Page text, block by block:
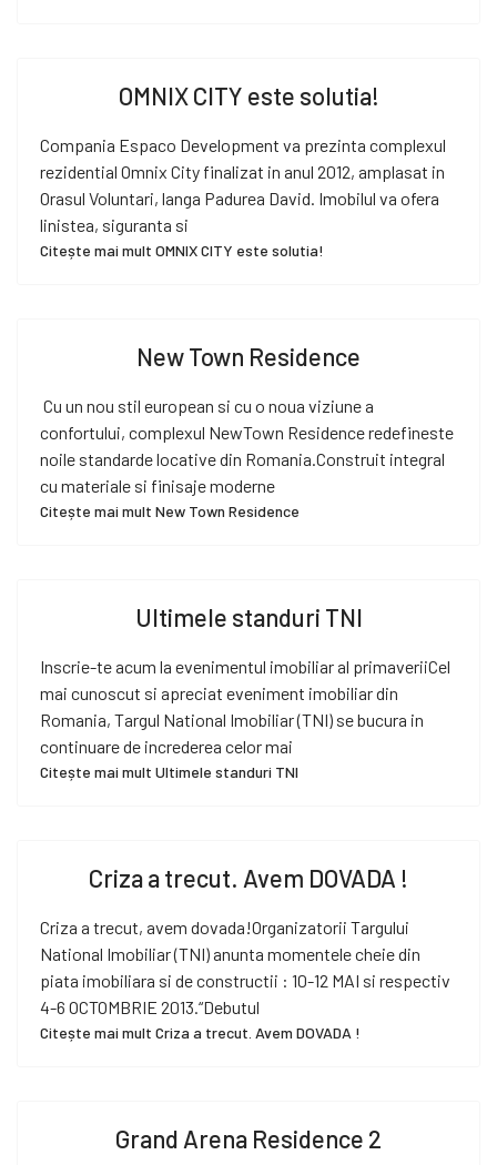
OMNIX CITY este solutia!
Compania Espaco Development va prezinta complexul
rezidential Omnix City finalizat in anul 2012, amplasat in
Orasul Voluntari, langa Padurea David. Imobilul va ofera
linistea, siguranta si
Citește mai mult OMNIX CITY este solutia!
New Town Residence
Cu un nou stil european si cu o noua viziune a
confortului, complexul NewTown Residence redefineste
noile standarde locative din Romania.Construit integral
cu materiale si finisaje moderne
Citește mai mult New Town Residence
Ultimele standuri TNI
Inscrie-te acum la evenimentul imobiliar al primaveriiCel
mai cunoscut si apreciat eveniment imobiliar din
Romania, Targul National Imobiliar (TNI) se bucura in
continuare de increderea celor mai
Citește mai mult Ultimele standuri TNI
Criza a trecut. Avem DOVADA !
Criza a trecut, avem dovada!Organizatorii Targului
National Imobiliar (TNI) anunta momentele cheie din
piata imobiliara si de constructii : 10-12 MAI si respectiv
4-6 OCTOMBRIE 2013.“Debutul
Citește mai mult Criza a trecut. Avem DOVADA !
Grand Arena Residence 2